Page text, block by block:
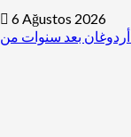
6 Ağustos 2026
بعد سنوات من